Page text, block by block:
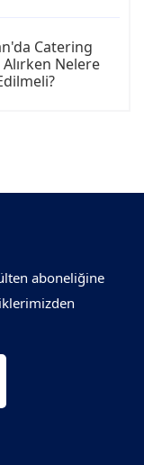
Catering
Nelere
aboneliğine